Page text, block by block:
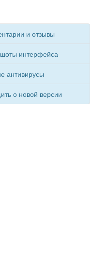
и отзывы
интерфейса
антивирусы
о новой версии